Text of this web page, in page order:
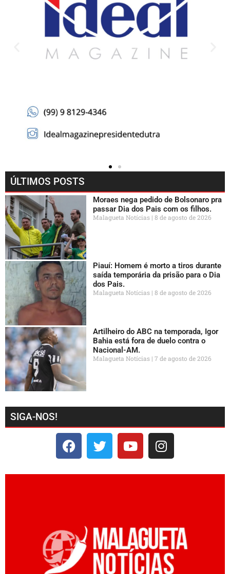
ÚLTIMOS POSTS
Moraes nega pedido de Bolsonaro pra
passar Dia dos Pais com os filhos.
Malagueta Notícias 8 de agosto de 2026
Piauí: Homem é morto a tiros durante
saída temporária da prisão para o Dia
dos Pais.
Malagueta Notícias 8 de agosto de 2026
Artilheiro do ABC na temporada, Igor
Bahia está fora de duelo contra o
Nacional-AM.
Malagueta Notícias 7 de agosto de 2026
SIGA-NOS!